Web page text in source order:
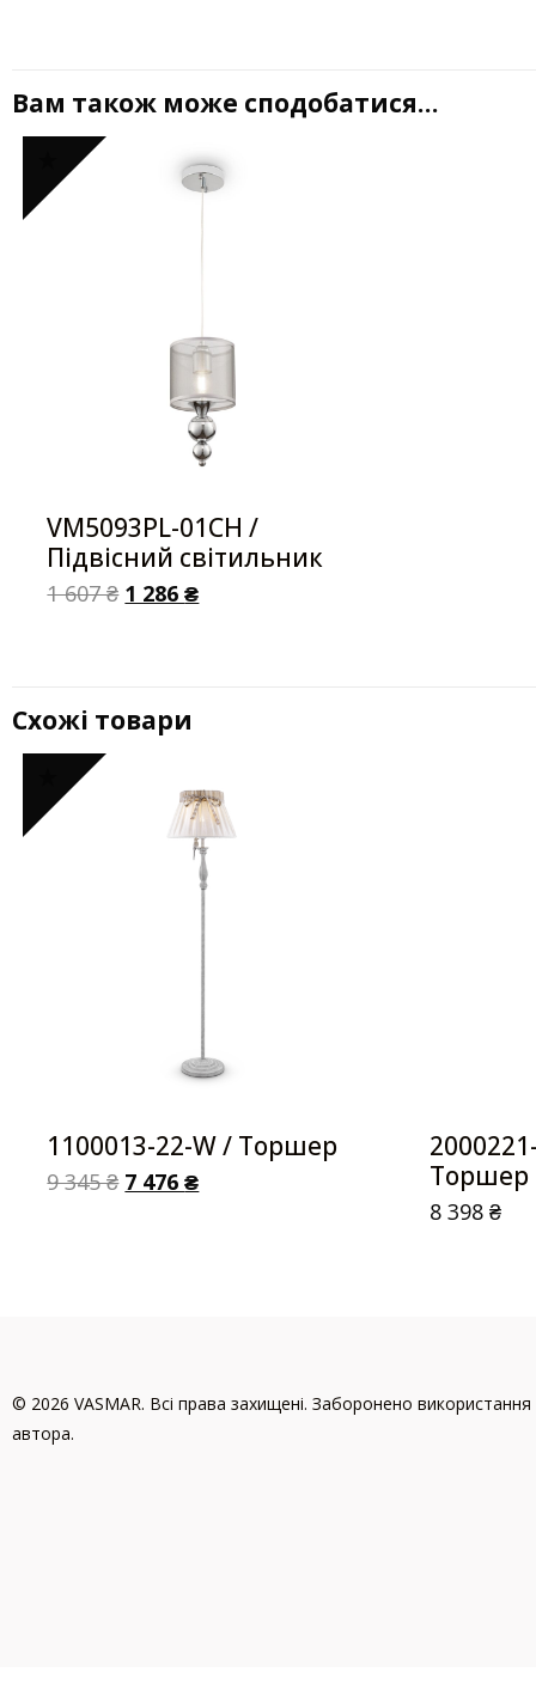
Вам також може сподобатися…
VM5093PL-01CH /
Підвісний світильник
1 607₴ 1 286₴
Схожі товари
1100013-22-W / Торшер
9 345₴ 7 476₴
Торшер
8 398₴
© 2026 VASMAR. Всі права захищені. Заборонено використання
автора.